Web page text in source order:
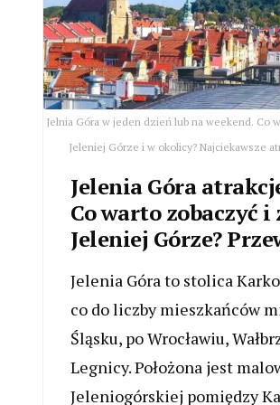
Jelnia Góra w jeden dzień lub na weekend. Co
Jeleniej Górze i w okolicy? Najciekawsze
Jelenia Góra
Co warto zobaczyć
Jeleniej Górze?
Jelenia Góra to stolica
co do liczby mieszkańców
Śląsku, po Wrocławiu,
Legnicy. Położona jest
Jeleniogórskiej pomiędzy